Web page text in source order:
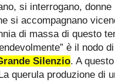
si interrogano,
si accompagnano
di massa di questo
è il nodo
Silenzio. A
querula produzione di